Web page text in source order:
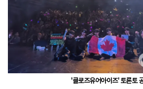
'클로즈유어아이즈' 토론토